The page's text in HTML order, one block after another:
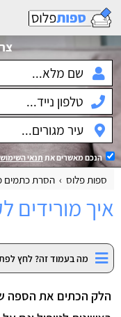
הנכם מאשרים אתתנאי השימוש
ספות פלוס הסרת כתמים
איך מורידים
מה בעמוד זה? לחץ
הלק הכתים את הספה